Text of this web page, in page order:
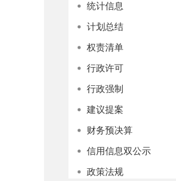
统计信息
计划总结
权责清单
行政许可
行政强制
建议提案
财务预决算
信用信息双公示
政策法规